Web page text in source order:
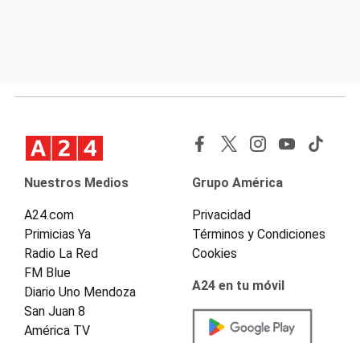
Nuestros Medios
A24.com
Primicias Ya
Radio La Red
FM Blue
Diario Uno Mendoza
San Juan 8
América TV
Grupo América
Privacidad
Términos y Condiciones
Cookies
A24 en tu móvil